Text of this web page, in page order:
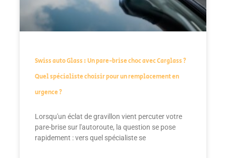
Swiss auto Glass : Un pare-brise choc avec Carglass ?
Quel spécialiste choisir pour un remplacement en
urgence ?
Lorsqu'un éclat de gravillon vient percuter votre
pare-brise sur l'autoroute, la question se pose
rapidement : vers quel spécialiste se